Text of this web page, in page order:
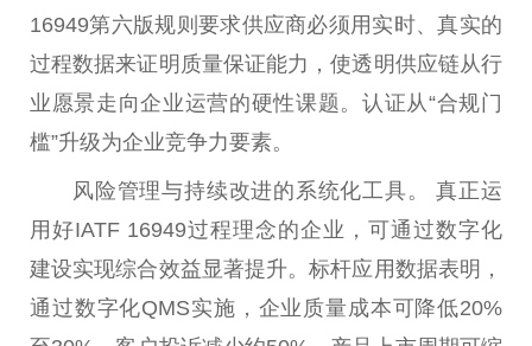
16949第六版规则要求供应商必须用实时、真实的
过程数据来证明质量保证能力，使透明供应链从行
业愿景走向企业运营的硬性课题。认证从“合规门
槛”升级为企业竞争力要素。
风险管理与持续改进的系统化工具。 真正运
用好IATF 16949过程理念的企业，可通过数字化
建设实现综合效益显著提升。标杆应用数据表明，
通过数字化QMS实施，企业质量成本可降低20%